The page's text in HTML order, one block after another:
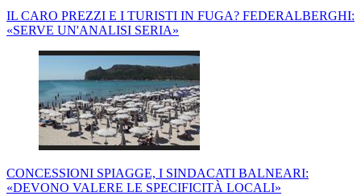
IL CARO PREZZI E I TURISTI IN FUGA? FEDERALBERGHI:
«SERVE UN'ANALISI SERIA»
CONCESSIONI SPIAGGE, I SINDACATI BALNEARI:
«DEVONO VALERE LE SPECIFICITÀ LOCALI»